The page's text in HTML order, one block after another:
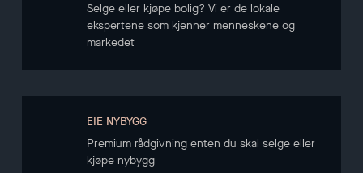
Selge eller kjøpe bolig? Vi er de lokale
ekspertene som kjenner menneskene og
markedet
EIE NYBYGG
Premium rådgivning enten du skal selge eller
kjøpe nybygg